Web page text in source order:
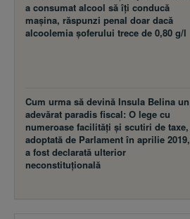
a consumat alcool să îţi conducă
maşina, răspunzi penal doar dacă
alcoolemia şoferului trece de 0,80 g/l
Cum urma să devină Insula Belina un
adevărat paradis fiscal: O lege cu
numeroase facilităţi şi scutiri de taxe,
adoptată de Parlament în aprilie 2019,
a fost declarată ulterior
neconstituţională